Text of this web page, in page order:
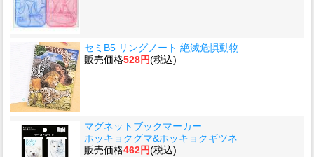
セミB5 リングノート 絶滅危惧動物
販売価格528円(税込)
マグネットブックマーカー
ホッキョクグマ&ホッキョクギツネ
販売価格462円(税込)